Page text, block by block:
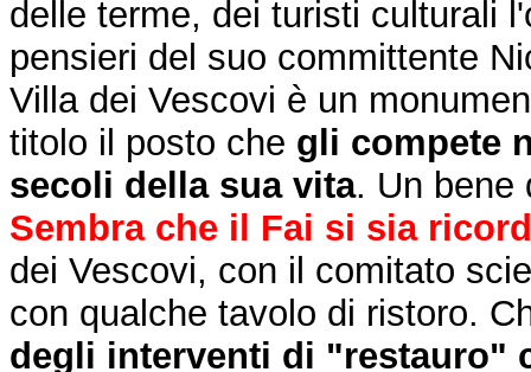
delle terme, dei turisti culturali
pensieri del suo committente
Villa dei Vescovi è un
titolo il posto che gli compete
secoli della sua vita. Un bene
Sembra che il Fai si sia
dei Vescovi, con il comitato
con qualche tavolo di ristoro.
degli interventi di "restauro"